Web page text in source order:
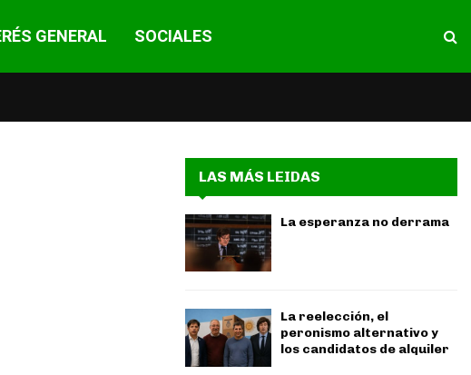
GENERAL SOCIALES
LAS MÁS LEIDAS
La esperanza no derrama
La reelección, el
peronismo alternativo y
los candidatos de alquiler